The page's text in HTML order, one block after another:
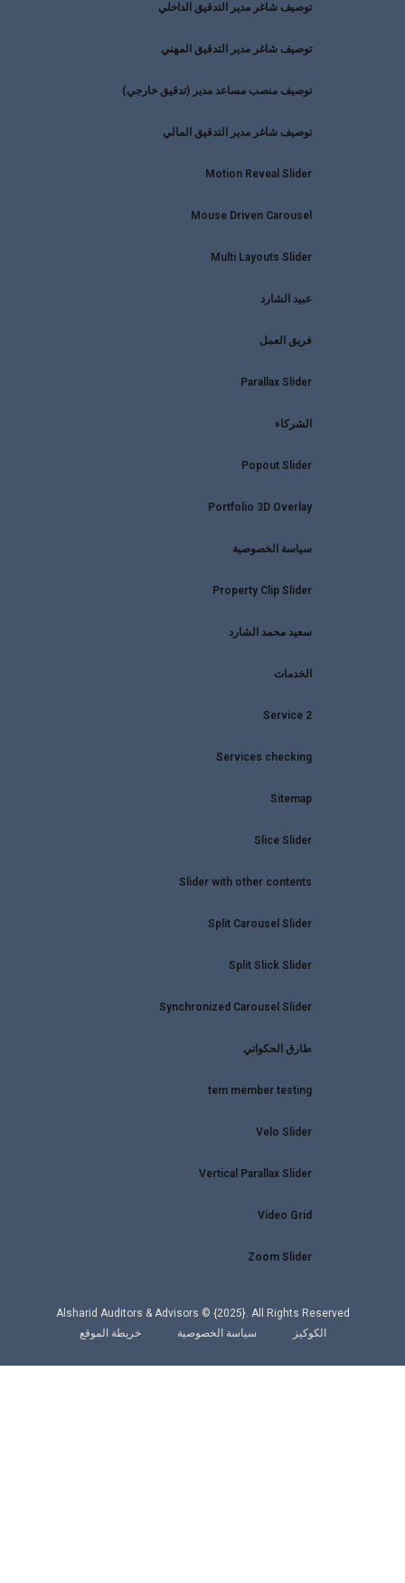
توصيف شاغر مدير التدقيق الداخلي
توصيف شاغر مدير التدقيق المهني
توصيف منصب مساعد مدير (تدقيق خارجي)
توصيف شاغر مدير التدقيق المالي
Motion Reveal Slider
Mouse Driven Carousel
Multi Layouts Slider
عبيد الشارد
فريق العمل
Parallax Slider
الشركاء
Popout Slider
Portfolio 3D Overlay
سياسة الخصوصية
Property Clip Slider
سعيد محمد الشارد
الخدمات
Service 2
Services checking
Sitemap
Slice Slider
Slider with other contents
Split Carousel Slider
Split Slick Slider
Synchronized Carousel Slider
طارق الحكواتي
tem member testing
Velo Slider
Vertical Parallax Slider
Video Grid
Zoom Slider
Alsharid Auditors & Advisors © {2025}. All Rights Reserved
الكوكيز
سياسة الخصوصية خريطة الموقع